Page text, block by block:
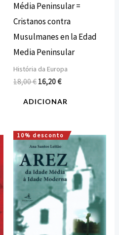
Média Peninsular =
Cristanos contra
Musulmanes en la Edad
Media Peninsular
História da Europa
18,00€ 16,20€
ADICIONAR
10% desconto
O
preço
original
era:
15,00 €.
O
preço
atual
é:
13,50 €.